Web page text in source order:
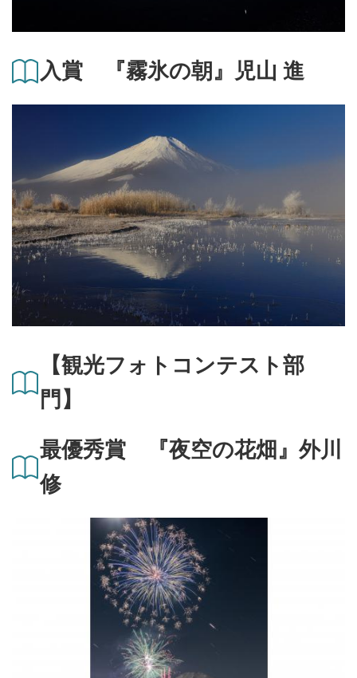
入賞 『霧氷の朝』児山 進
【観光フォトコンテスト部
門】
最優秀賞 『夜空の花畑』外川
修